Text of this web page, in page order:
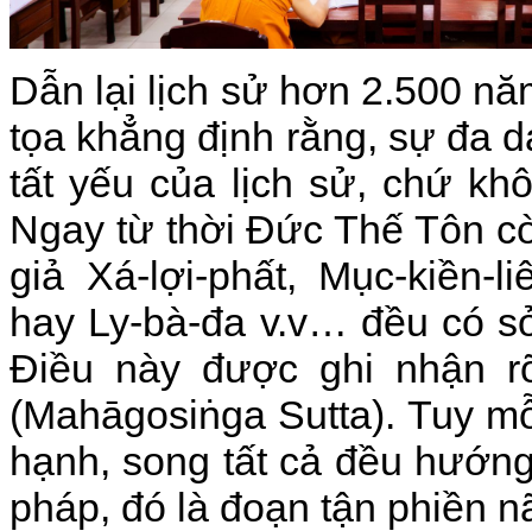
Dẫn lại lịch sử hơn 2.500
tọa khẳng định rằng, sự đa
tất yếu của lịch sử, chứ
Ngay từ thời Đức Thế Tôn
giả Xá-lợi-phất, Mục-kiền-
hay Ly-bà-đa v.v… đều có
Điều này được ghi nhận
(Mahāgosiṅga Sutta). Tuy
hạnh, song tất cả đều
pháp, đó là đoạn tận phiền